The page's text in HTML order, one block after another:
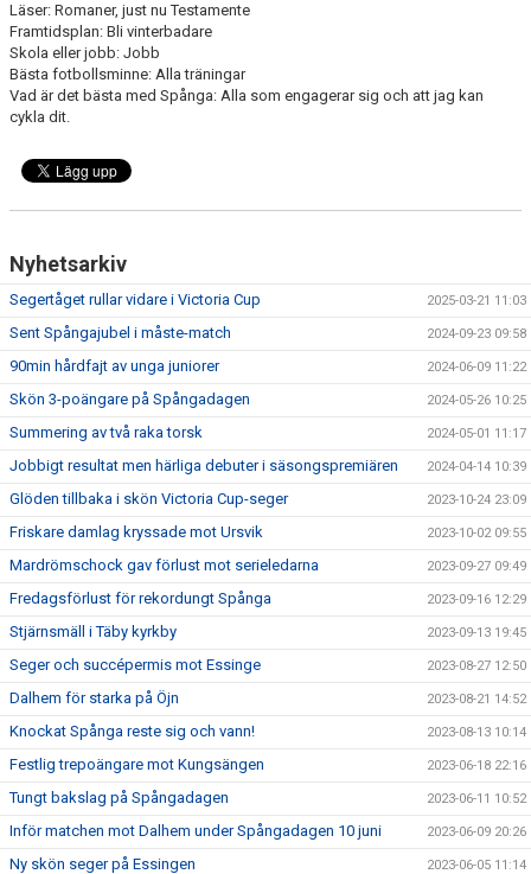
Läser: Romaner, just nu Testamente
Framtidsplan: Bli vinterbadare
Skola eller jobb: Jobb
Bästa fotbollsminne: Alla träningar
Vad är det bästa med Spånga: Alla som engagerar sig och att jag kan
cykla dit.
Nyhetsarkiv
Segertåget rullar vidare i Victoria Cup 2025-03-21 11:03
Sent Spångajubel i måste-match 2024-09-23 09:58
90min hårdfajt av unga juniorer 2024-06-09 11:22
Skön 3-poängare på Spångadagen 2024-05-26 10:25
Summering av två raka torsk 2024-05-01 11:17
Jobbigt resultat men härliga debuter i säsongspremiären 2024-04-14 10:39
Glöden tillbaka i skön Victoria Cup-seger 2023-10-24 23:09
Friskare damlag kryssade mot Ursvik 2023-10-02 09:55
Mardrömschock gav förlust mot serieledarna 2023-09-27 09:49
Fredagsförlust för rekordungt Spånga 2023-09-16 12:29
Stjärnsmäll i Täby kyrkby 2023-09-13 19:45
Seger och succépermis mot Essinge 2023-08-27 12:50
Dalhem för starka på Öjn 2023-08-21 14:52
Knockat Spånga reste sig och vann! 2023-08-13 10:14
Festlig trepoängare mot Kungsängen 2023-06-18 22:16
Tungt bakslag på Spångadagen 2023-06-11 10:52
Inför matchen mot Dalhem under Spångadagen 10 juni 2023-06-09 20:26
Ny skön seger på Essingen 2023-06-05 11:14